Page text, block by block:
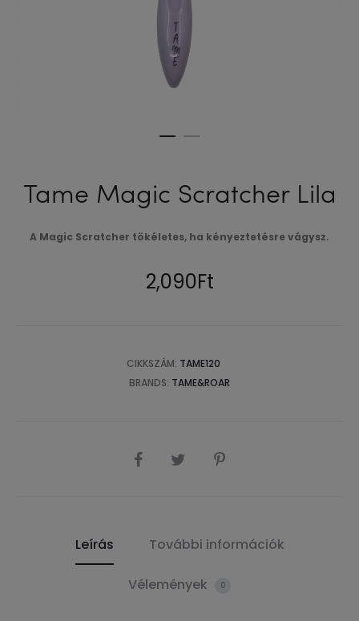
Tame Magic Scratcher Lila
A Magic Scratcher tökéletes, ha kényeztetésre vágysz.
2,090Ft
CIKKSZÁM: TAME120
BRANDS: TAME&ROAR
SHARE
Leírás További információk
Vélemények 0